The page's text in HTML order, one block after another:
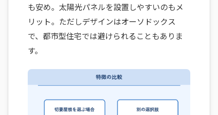
も安め。太陽光パネルを設置しやすいのもメ
リット。ただしデザインはオーソドックス
で、都市型住宅では避けられることもありま
す。